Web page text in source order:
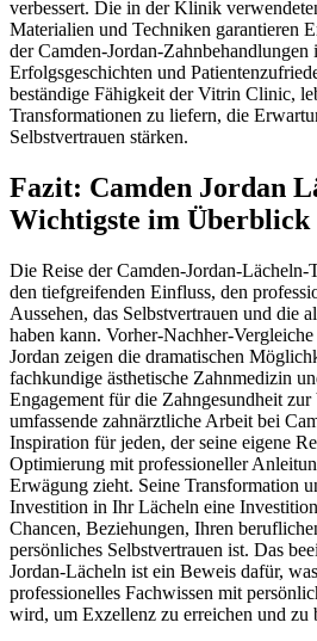
verbessert. Die in der Klinik
Materialien und Techniken garantieren
der Camden-Jordan-Zahnbehandlungen
Erfolgsgeschichten und
beständige Fähigkeit der Vitrin Clinic,
Transformationen zu liefern, die
Selbstvertrauen stärken.
Fazit: Camden Jordan
Wichtigste im Überblick
Die Reise der Camden-Jordan-
den tiefgreifenden Einfluss, den
Aussehen, das Selbstvertrauen und die
haben kann. Vorher-Nachher-
Jordan zeigen die dramatischen
fachkundige ästhetische Zahnmedizin
Engagement für die Zahngesundheit
umfassende zahnärztliche Arbeit bei
Inspiration für jeden, der seine eigene
Optimierung mit professioneller
Erwägung zieht. Seine Transformation
Investition in Ihr Lächeln eine
Chancen, Beziehungen, Ihren
persönliches Selbstvertrauen ist. Das
Jordan-Lächeln ist ein Beweis dafür,
professionelles Fachwissen mit
wird, um Exzellenz zu erreichen und zu